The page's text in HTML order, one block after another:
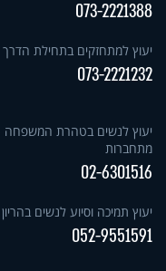
073-2221388
יעוץ למתחזקים בתחילת הדרך
073-2221232
יעוץ לנשים בטהרת המשפחה
מתחברות
02-6301516
יעוץ תמיכה וסיוע לנשים בהריון
052-9551591